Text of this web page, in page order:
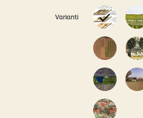
Varianti
0 1
2 3
4